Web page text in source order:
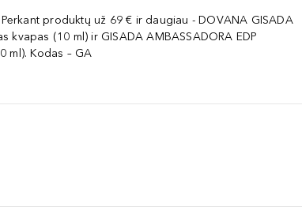
Perkant produktų už 69 € ir daugiau - DOVANA GISADA
kvapas (10 ml) ir GISADA AMBASSADORA EDP
ml). Kodas – GA